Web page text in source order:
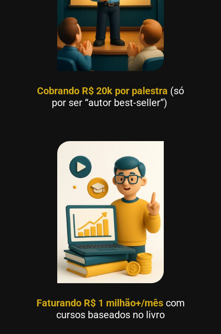
Cobrando R$ 20k por palestra (só
por ser “autor best-seller”)
Faturando R$ 1 milhão+/mêscom
cursos baseados no livro